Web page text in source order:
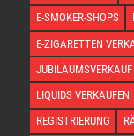
E-SMOKER-SHOPS
E-ZIGARETTEN
JUBILÄUMSVERKAUF
LIQUIDS VERKAUFEN
REGISTRIERUNG